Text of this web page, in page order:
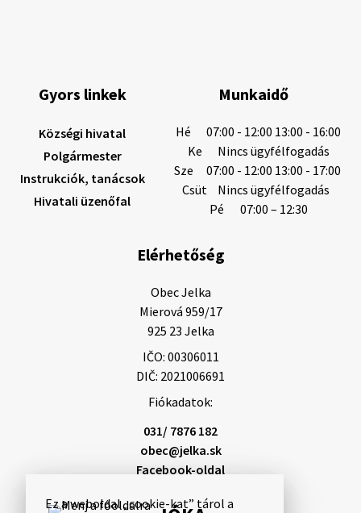
Ez a weboldal „cookie-kat” tárol a
Helyi közlemények: 2026.08.05.
Gyászhirdetés: 2026.08.05. 1/ Tisztelt Lakosság!
temetési szertartás 2026. augusztus …
5. augusztus 2026 12:59
Helyi közlemények: 2026.08.03.
Gyászhirdetések: 2026.08.3. 1/ Tisztelt Lakosság!
Mély fájdalommal tudatjuk Önökkel, hogy 84 éves
korában távozott az élők sorából Letusek János. A
temetési szertartás 2026. augusz…
Gyors linkek
Községi hivatal
Polgármester
Instrukciók, tanácsok
Hivatali üzenőfal
Munkaidő
Hé
07:00 - 12:00 13:00 - 16:00
Ke
Nincs ügyfélfogadás
Sze
07:00 - 12:00 13:00 - 17:00
Csüt
Nincs ügyfélfogadás
Pé
07:00 – 12:30
Elérhetőség
Obec Jelka
Mierová 959/17
925 23 Jelka
IČO: 00306011
DIČ: 2021006691
Fiókadatok:
031/ 7876 182
obec@jelka.sk
Facebook-oldal